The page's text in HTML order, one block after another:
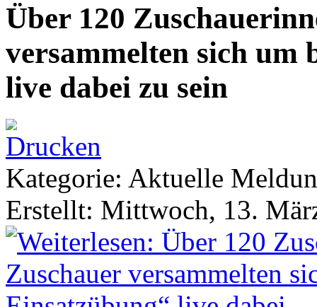
Über 120
versammelten sich um
live dabei zu sein
Kategorie: Aktuelle
Erstellt: Mittwoch, 13.